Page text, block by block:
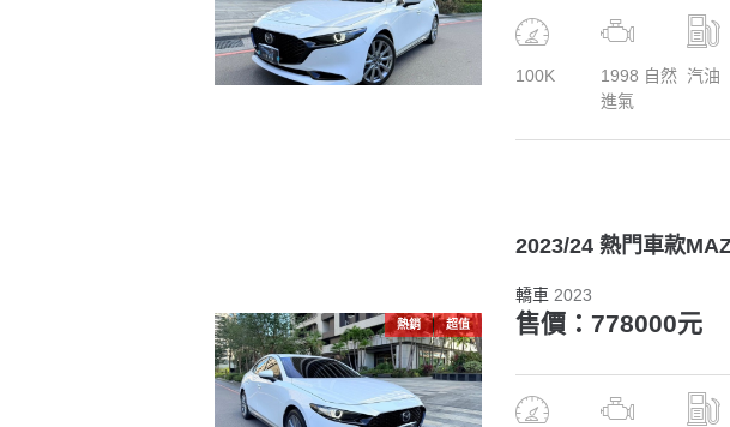
100K
1998 自然
進氣
汽油
熱銷 超值
2023/24 熱門車款
轎車 2023
售價：778000元